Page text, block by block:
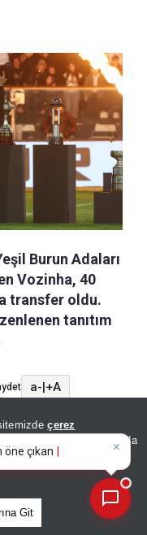
çerez
ve GDPR kapsamında
Metnimizi
Git
Burun Adaları
Vozinha, 40
transfer oldu.
tanıtım
a-|+A
Yeşil Burun
Vozinha'yı
×
öne çıkan manşetleri
|